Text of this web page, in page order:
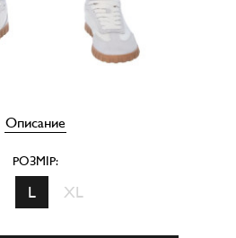
Описание
РОЗМІР:
L XL